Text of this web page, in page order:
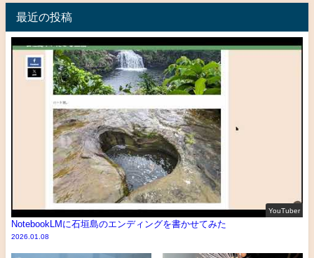
最近の投稿
YouTuber
NotebookLMに石垣島のエンディングを書かせてみた
2026.01.08